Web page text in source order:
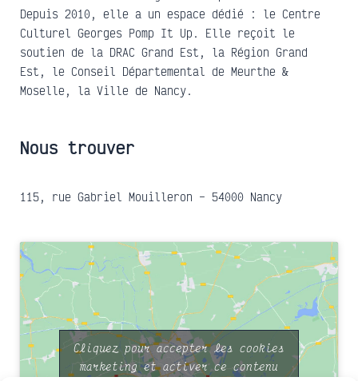
Depuis 2010, elle a un espace dédié : le Centre
Culturel Georges Pomp It Up. Elle reçoit le
soutien de la DRAC Grand Est, la Région Grand
Est, le Conseil Départemental de Meurthe &
Moselle, la Ville de Nancy.
Nous trouver
115, rue Gabriel Mouilleron – 54000 Nancy
Cliquez pour accepter les cookies
marketing et activer ce contenu